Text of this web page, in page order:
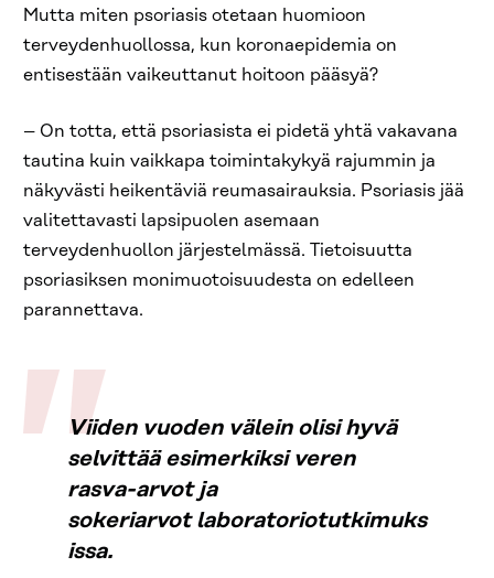
Mutta miten psoriasis otetaan huomioon
terveydenhuollossa, kun koronaepidemia on
entisestään vaikeuttanut hoitoon pääsyä?
– On totta, että psoriasista ei pidetä yhtä vakavana
tautina kuin vaikkapa toimintakykyä rajummin ja
näkyvästi heikentäviä reumasairauksia. Psoriasis jää
valitettavasti lapsipuolen asemaan
terveydenhuollon järjestelmässä. Tietoisuutta
psoriasiksen monimuotoisuudesta on edelleen
parannettava.
Viiden vuoden välein olisi hyvä
selvittää esimerkiksi veren
rasva-arvot ja
sokeriarvot laboratoriotutkimuks
issa.